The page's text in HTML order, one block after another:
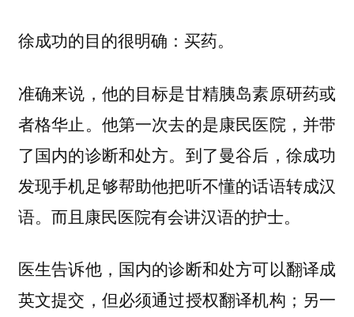
徐成功的目的很明确：买药。
准确来说，他的目标是甘精胰岛素原研药或
者格华止。他第一次去的是康民医院，并带
了国内的诊断和处方。到了曼谷后，徐成功
发现手机足够帮助他把听不懂的话语转成汉
语。而且康民医院有会讲汉语的护士。
医生告诉他，国内的诊断和处方可以翻译成
英文提交，但必须通过授权翻译机构；另一